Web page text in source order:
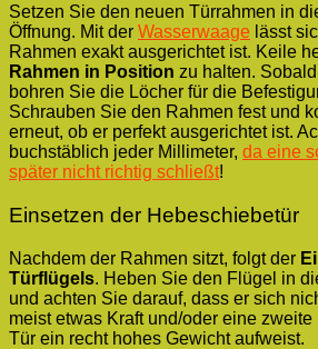
Setzen Sie den neuen Türrahmen in
Öffnung. Mit der Wasserwaage lässt
Rahmen exakt ausgerichtet ist. Keile
Rahmen in Position zu halten.
bohren Sie die Löcher für die
Schrauben Sie den Rahmen fest und
erneut, ob er perfekt ausgerichtet ist.
buchstäblich jeder Millimeter, da eine
später nicht richtig schließt!
Einsetzen der Hebeschiebetür
Nachdem der Rahmen sitzt, folgt der
Türflügels. Heben Sie den Flügel in
und achten Sie darauf, dass er sich
meist etwas Kraft und/oder eine
Tür ein recht hohes Gewicht aufweist.